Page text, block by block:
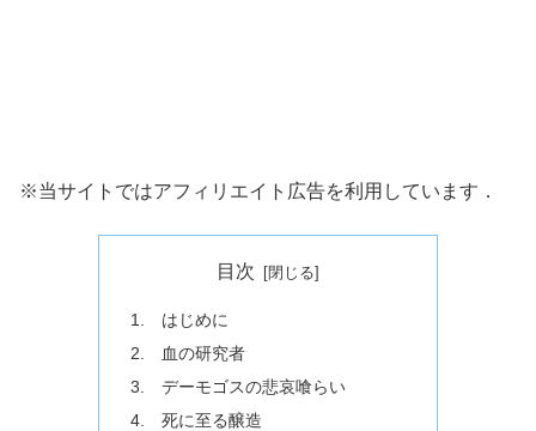
※当サイトではアフィリエイト広告を利用しています．
目次
1. はじめに
2. 血の研究者
3. デーモゴスの悲哀喰らい
4. 死に至る醸造